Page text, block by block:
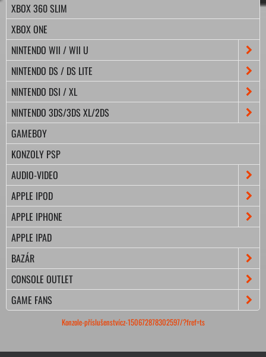
XBOX 360 SLIM
XBOX ONE
NINTENDO WII / WII U
NINTENDO DS / DS LITE
NINTENDO DSI / XL
NINTENDO 3DS/3DS XL/2DS
GAMEBOY
KONZOLY PSP
AUDIO-VIDEO
APPLE IPOD
APPLE IPHONE
APPLE IPAD
BAZÁR
CONSOLE OUTLET
GAME FANS
Konzole-příslušenstvícz-150672878302597/?fref=ts